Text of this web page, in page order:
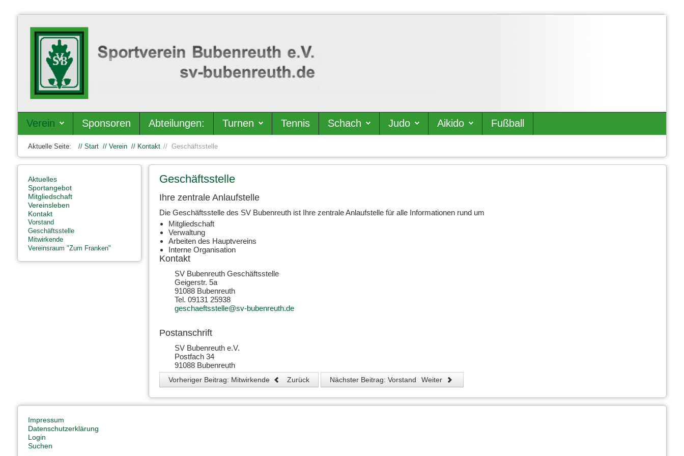
Verein Sponsoren Abteilungen: Turnen Tennis Schach Judo Aikido Fußball
Aktuelle Seite: Start Verein Kontakt Geschäftsstelle
Geschäftsstelle
Ihre zentrale Anlaufstelle
Die Geschäftsstelle des SV Bubenreuth ist Ihre zentrale Anlaufstelle für alle Informationen rund um
Mitgliedschaft
Verwaltung
Arbeiten des Hauptvereins
Interne Organisation
Kontakt
SV Bubenreuth Geschäftsstelle
Geigerstr. 5a
91088 Bubenreuth
Tel. 09131 25938
geschaeftsstelle@sv-bubenreuth.de
Postanschrift
SV Bubenreuth e.V.
Postfach 34
91088 Bubenreuth
Vorheriger Beitrag: Mitwirkende Zurück Nächster Beitrag: Vorstand Weiter
Aktuelles
Sportangebot
Mitgliedschaft
Vereinsleben
Kontakt
Vorstand
Geschäftsstelle
Mitwirkende
Vereinsraum "Zum Franken"
Impressum
Datenschutzerklärung
Login
Suchen